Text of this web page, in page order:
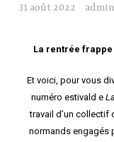
31 août 2022 admin
La rentrée frappe
Et voici, pour vous
numéro estivald e
travail d’un collectif
normands engagés